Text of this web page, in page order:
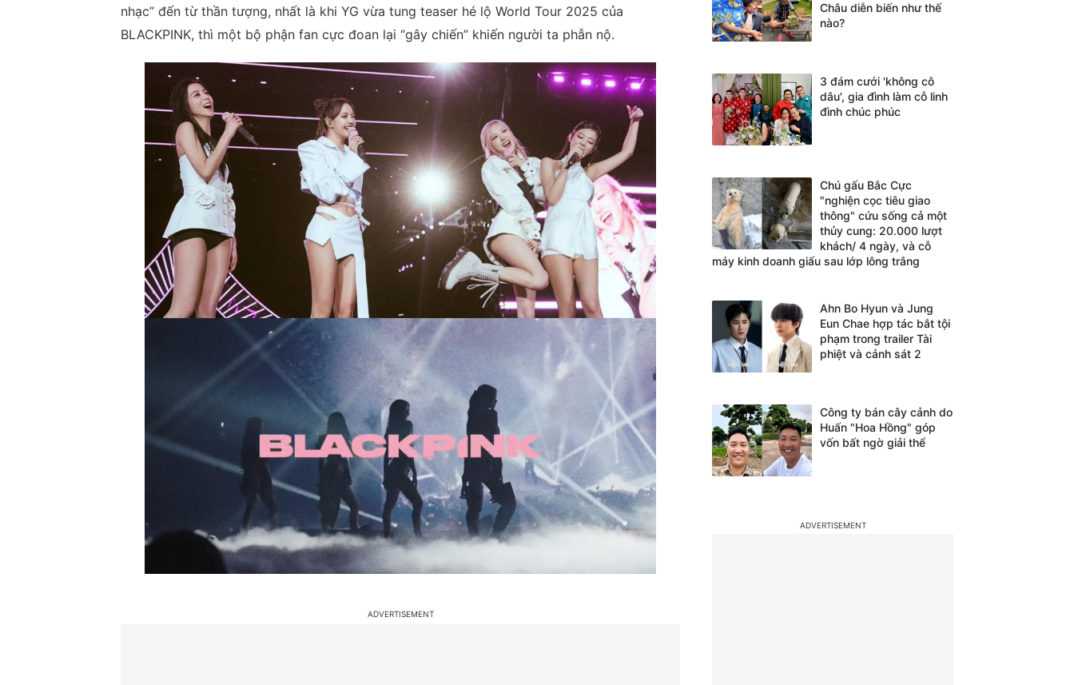
nhạc” đến từ thần tượng, nhất là khi YG vừa tung teaser hé lộ World Tour 2025 của
BLACKPINK, thì một bộ phận fan cực đoan lại “gây chiến” khiến người ta phẫn nộ.
Châu diễn biến như thế
nào?
3 đám cưới 'không cô
dâu', gia đình làm cỗ linh
đình chúc phúc
Chú gấu Bắc Cực
"nghiện cọc tiêu giao
thông" cứu sống cả một
thủy cung: 20.000 lượt
khách/ 4 ngày, và cỗ
máy kinh doanh giấu sau lớp lông trắng
Ahn Bo Hyun và Jung
Eun Chae hợp tác bắt tội
phạm trong trailer Tài
phiệt và cảnh sát 2
Công ty bán cây cảnh do
Huấn "Hoa Hồng" góp
vốn bất ngờ giải thể